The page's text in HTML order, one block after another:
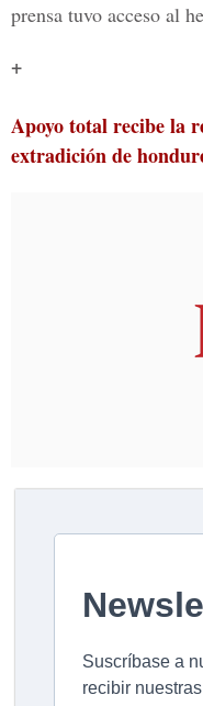
prensa tuvo acceso al
+
Apoyo total recibe la
extradición de